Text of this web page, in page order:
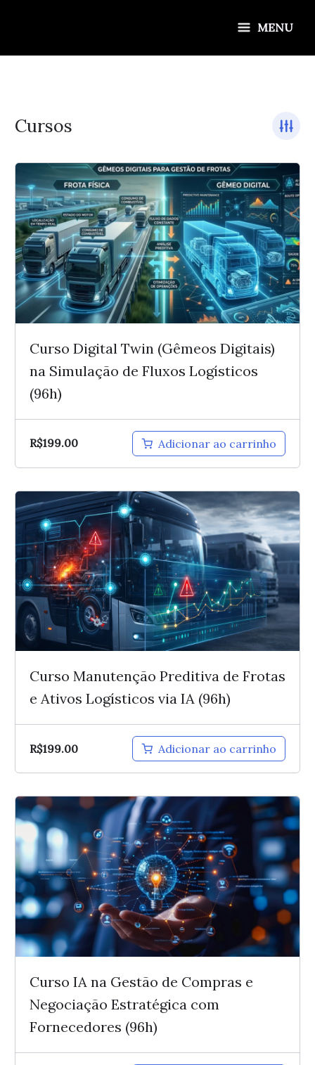
MENU
Cursos
Curso Digital Twin (Gêmeos Digitais)
na Simulação de Fluxos Logísticos
(96h)
R$199.00 Adicionar ao carrinho
Curso Manutenção Preditiva de Frotas
e Ativos Logísticos via IA (96h)
R$199.00 Adicionar ao carrinho
Curso IA na Gestão de Compras e
Negociação Estratégica com
Fornecedores (96h)